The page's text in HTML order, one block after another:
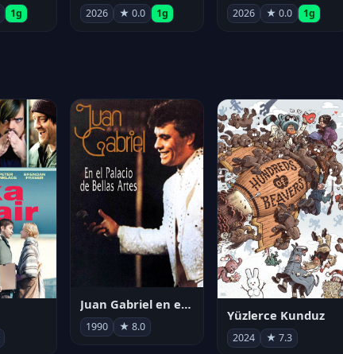
1g 2026 ★ 0.0 1g 2026 ★ 0.0 1g
Juan Gabriel en el Palacio de Bellas Artes
1990 ★ 8.0
Yüzlerce Kunduz
2024 ★ 7.3